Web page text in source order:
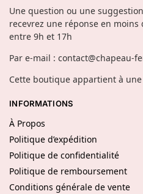
Une question ou une
recevrez une réponse en
entre 9h et 17h
Par e-mail : contact@chapeau-
Cette boutique appartient à
INFORMATIONS
À Propos
Politique d’expédition
Politique de confidentialité
Politique de remboursement
Conditions générale de vente